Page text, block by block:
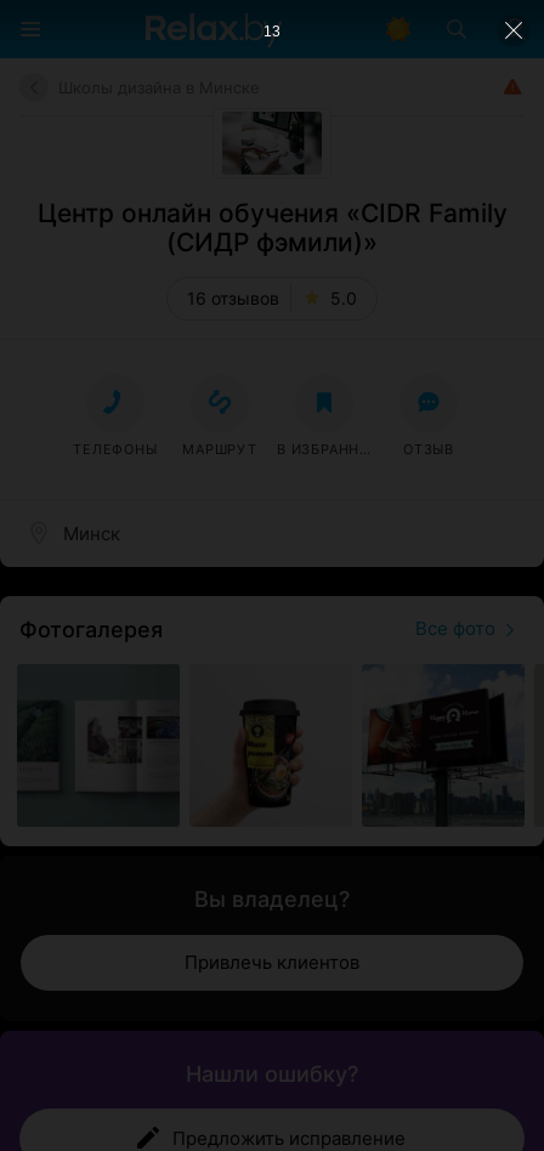
Центр онлайн обучения «CIDR Family
(СИДР фэмили)»
16 отзывов 5.0
Минск
ТЕЛЕФОНЫ МАРШРУТ В ИЗБРАННОЕ ОТЗЫВ
Фотогалерея Все фото
Вы владелец?
Привлечь клиентов
Нашли ошибку?
Предложить исправление
12